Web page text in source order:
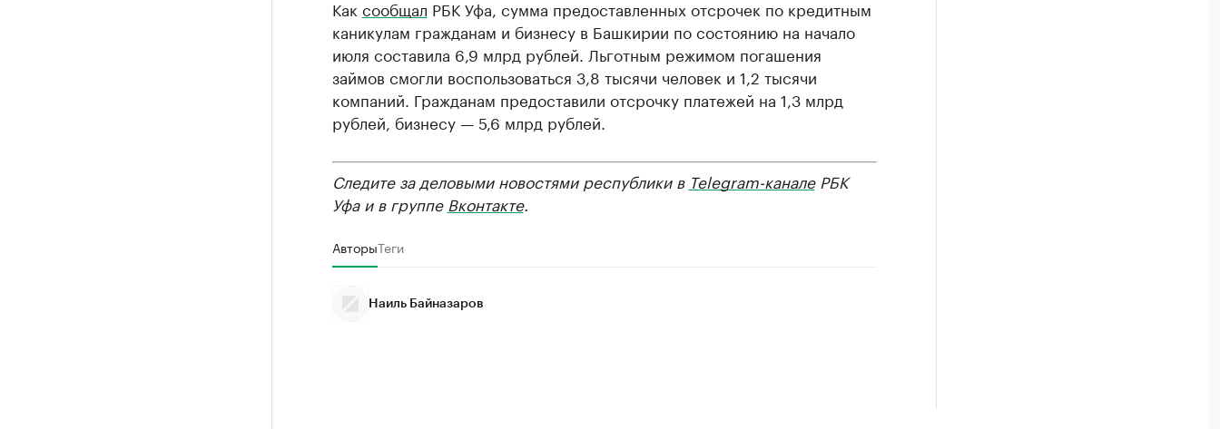
Как сообщал РБК Уфа, сумма предоставленных отсрочек по кредитным
каникулам гражданам и бизнесу в Башкирии по состоянию на начало
июля составила 6,9 млрд рублей. Льготным режимом погашения
займов смогли воспользоваться 3,8 тысячи человек и 1,2 тысячи
компаний. Гражданам предоставили отсрочку платежей на 1,3 млрд
рублей, бизнесу — 5,6 млрд рублей.
Следите за деловыми новостями республики в Telegram-каналеРБК
Уфа и в группе Вконтакте.
АвторыТеги
Наиль Байназаров